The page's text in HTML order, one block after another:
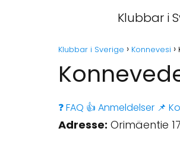
Klubbar i
Klubbar i Sverige Konnevesi
❓ FAQ 👍 Anmeldelser 📌
Adresse: Orimäentie